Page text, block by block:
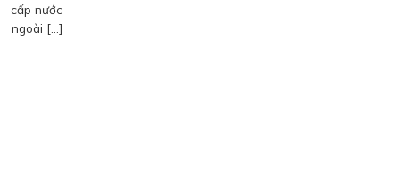
cấp nước
ngoài […]